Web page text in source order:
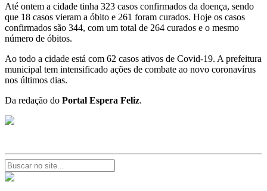
Até ontem a cidade tinha 323 casos confirmados da doença, sendo
que 18 casos vieram a óbito e 261 foram curados. Hoje os casos
confirmados são 344, com um total de 264 curados e o mesmo
número de óbitos.
Ao todo a cidade está com 62 casos ativos de Covid-19. A prefeitura
municipal tem intensificado ações de combate ao novo coronavírus
nos últimos dias.
Da redação do Portal Espera Feliz.